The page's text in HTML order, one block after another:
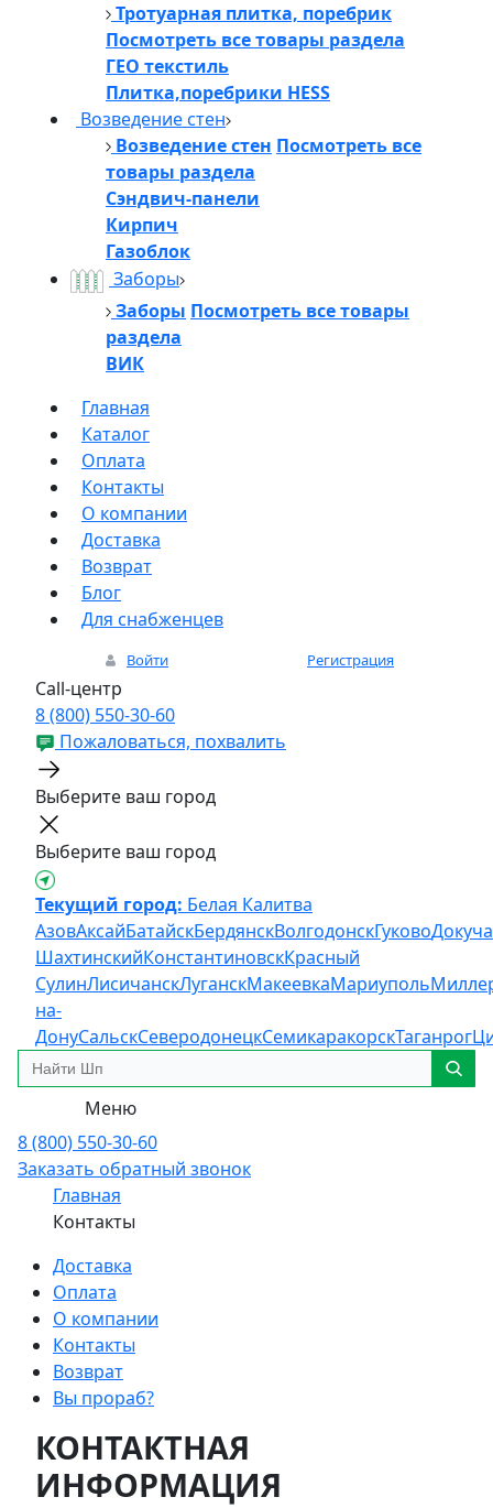
Тротуарная плитка, поребрик
Посмотреть все товары раздела
ГЕО текстиль
Плитка,поребрики HESS
Возведение стен
Возведение стен Посмотреть все
товары раздела
Сэндвич-панели
Кирпич
Газоблок
Заборы
Заборы Посмотреть все товары
раздела
ВИК
Главная
Каталог
Оплата
Контакты
О компании
Доставка
Возврат
Блог
Для снабженцев
Войти Регистрация
Call-центр
8 (800) 550-30-60
Пожаловаться, похвалить
Выберите ваш город
Выберите ваш город
Текущий город: Белая Калитва
АзовАксайБатайскБердянскВолгодонскГуково
ШахтинскийКонстантиновскКрасный
СулинЛисичанскЛуганскМакеевкаМариуполь
на-
ДонуСальскСеверодонецкСемикаракорскТаганрог
Меню
8 (800) 550-30-60
Заказать обратный звонок
Главная
Контакты
Доставка
Оплата
О компании
Контакты
Возврат
Вы прораб?
КОНТАКТНАЯ
ИНФОРМАЦИЯ